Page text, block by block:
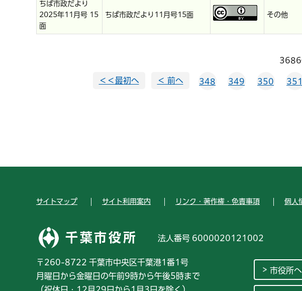
ちば市政だより
2025年11月号 15
面
ちば市政だより11月号15面 その他
3686
＜＜最初へ ＜ 前へ 348 349 350 351
サイトマップ サイト利用案内 リンク・著作権・免責事項 個人
千葉市役所 法人番号 6000020121002
〒260-8722 千葉市中央区千葉港1番1号
月曜日から金曜日の午前9時から午後5時まで
市役所